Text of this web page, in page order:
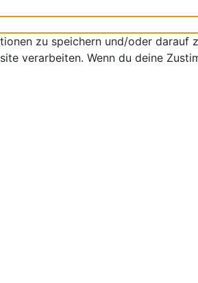
zu speichern und/oder darauf
verarbeiten. Wenn du deine